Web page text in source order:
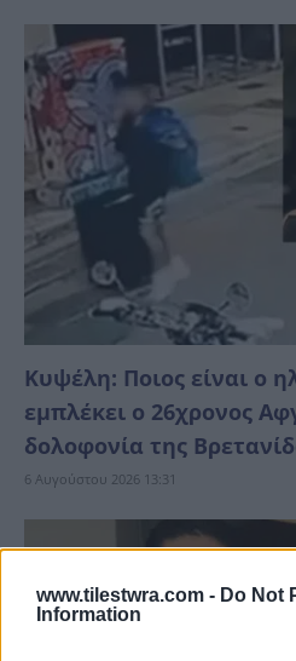
www.tilestwra.com - Do Not
Information
Κυψέλη: Ποιος είναι ο
εμπλέκει ο 26χρονος
δολοφονία της
6 Αυγούστου 2026 13:31